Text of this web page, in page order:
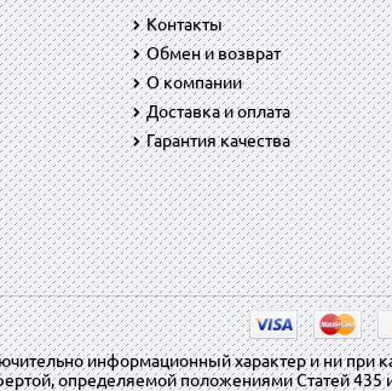
Контакты
Обмен и возврат
O компании
Доставка и оплата
Гарантия качества
информационный характер и ни
определяемой положениями Статей 435